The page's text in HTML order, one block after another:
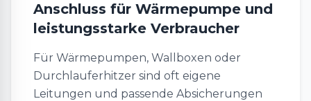
Anschluss für Wärmepumpe und
leistungsstarke Verbraucher
Für Wärmepumpen, Wallboxen oder
Durchlauferhitzer sind oft eigene
Leitungen und passende Absicherungen